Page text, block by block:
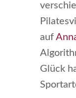
auf
Glück